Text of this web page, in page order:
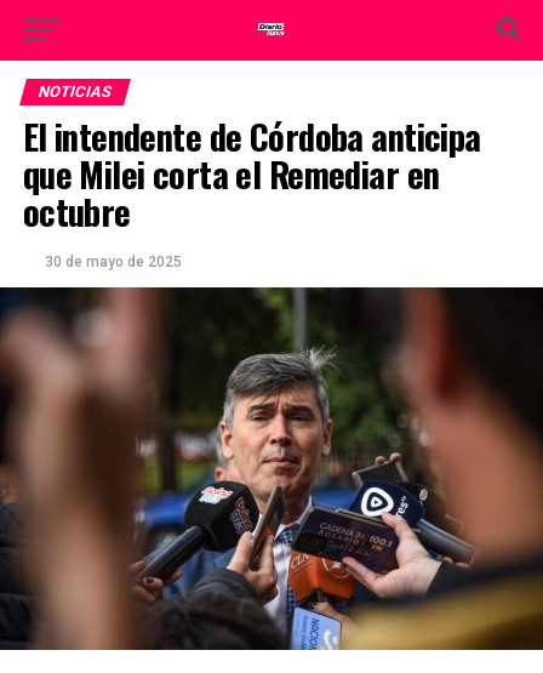
NOTICIAS
El intendente de Córdoba anticipa
que Milei corta el Remediar en
octubre
30 de mayo de 2025